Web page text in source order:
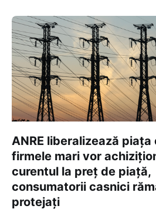
ANRE liberalizează piața
firmele mari vor
curentul la preț de piață,
consumatorii casnici
protejați